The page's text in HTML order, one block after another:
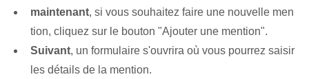
maintenant, si vous souhaitez faire une nouvelle men
tion, cliquez sur le bouton "Ajouter une mention".
Suivant, un formulaire s'ouvrira où vous pourrez saisir
les détails de la mention.